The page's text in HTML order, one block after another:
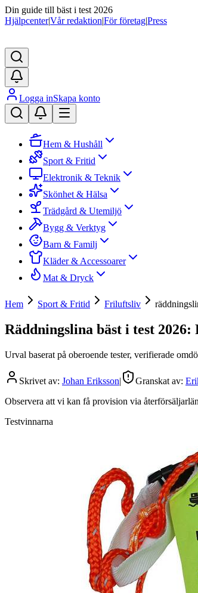
Din guide till bäst i test 2026
Hjälpcenter|Vår redaktion|För företag|Press
Logga inSkapa konto
Hem & Hushåll
Sport & Fritid
Elektronik & Teknik
Skönhet & Hälsa
Trädgård & Utemiljö
Bygg & Verktyg
Barn & Familj
Kläder & Accessoarer
Mat & Dryck
Hem Sport & Fritid Friluftsliv
Räddningslina bäst i test
Urval baserat på oberoende tester, verifierade
Skrivet av: Johan Eriksson| Granskat av:
Observera att vi kan få provision via
Testvinnarna